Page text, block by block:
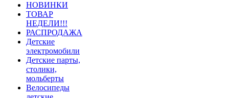
НОВИНКИ
ТОВАР
НЕДЕЛИ!!!
РАСПРОДАЖА
Детские
электромобили
Детские парты,
столики,
мольберты
Велосипеды